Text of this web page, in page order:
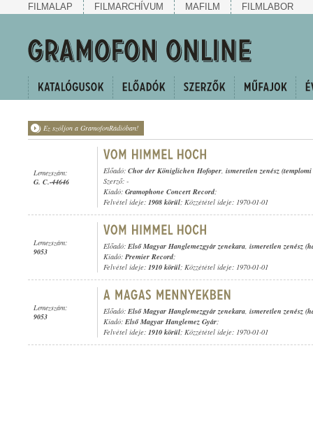
FILMALAP FILMARCHÍVUM MAFILM FILMLABOR
Ez szóljon a GramofonRádióban!
Lemezszám:
G. C.-44646
Előadó: Chor der Königlichen Hofoper, ismeretlen zenész
Szerző: -
Kiadó: Gramophone Concert Record;
Felvétel ideje: 1908 körül; Közzététel ideje: 1970-01-01
Lemezszám:
9053
Előadó: Első Magyar Hanglemezgyár zenekara, ismeretlen zenész
Kiadó: Premier Record;
Felvétel ideje: 1910 körül; Közzététel ideje: 1970-01-01
Lemezszám:
9053
Előadó: Első Magyar Hanglemezgyár zenekara, ismeretlen zenész
Kiadó: Első Magyar Hanglemez Gyár;
Felvétel ideje: 1910 körül; Közzététel ideje: 1970-01-01